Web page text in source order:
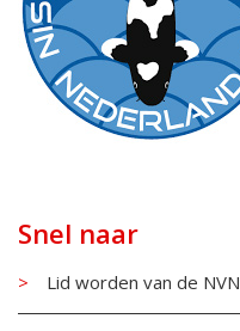
Snel naar
Lid worden van de NVN